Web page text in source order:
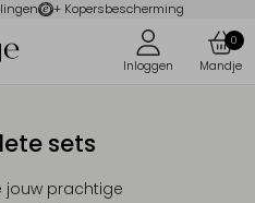
+ Kopersbescherming
0
sets
jouw prachtige